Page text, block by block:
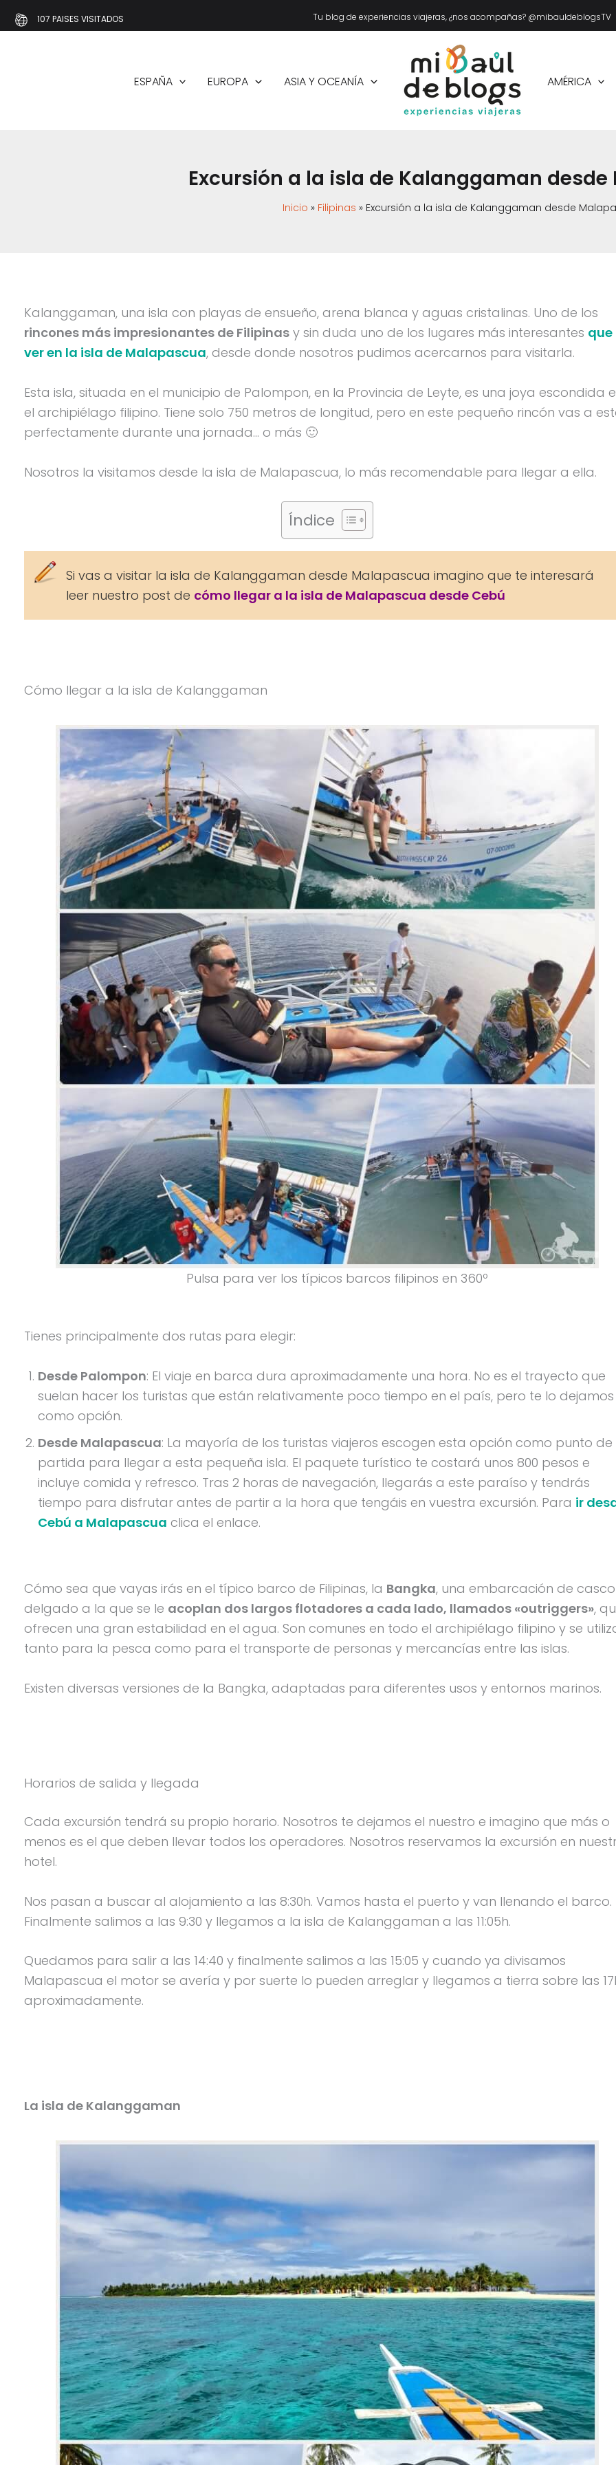
al
107 PAISES VISITADOS Tu blog de experiencias viajeras, ¿nos acompañas? @mibauldeblogsTV
ESPAÑA EUROPA ASIA Y OCEANÍA AMÉRICA
Excursión a la isla de Kalanggaman
Inicio Filipinas Excursión a la isla de Kalanggaman desde
Kalanggaman, una isla con playas de ensueño, arena blanca y aguas cristalinas. Uno de los
rincones más impresionantes de Filipinas y sin duda uno de los lugares más interesantes que
ver en la isla de Malapascua, desde donde nosotros pudimos acercarnos para visitarla.
Esta isla, situada en el municipio de Palompon, en la Provincia de Leyte, es una joya escondida
el archipiélago filipino. Tiene solo 750 metros de longitud, pero en este pequeño rincón vas a
perfectamente durante una jornada… o más 🙂
Nosotros la visitamos desde la isla de Malapascua, lo más recomendable para llegar a ella.
Índice
Si vas a visitar la isla de Kalanggaman desde Malapascua imagino que te interesará
leer nuestro post de cómo llegar a la isla de Malapascua desde Cebú
Cómo llegar a la isla de Kalanggaman
Pulsa para ver los típicos barcos filipinos en 360º
Tienes principalmente dos rutas para elegir:
Desde Palompon: El viaje en barca dura aproximadamente una hora. No es el trayecto que
suelan hacer los turistas que están relativamente poco tiempo en el país, pero te lo dejamos
como opción.
Desde Malapascua: La mayoría de los turistas viajeros escogen esta opción como punto de
partida para llegar a esta pequeña isla. El paquete turístico te costará unos 800 pesos e
incluye comida y refresco. Tras 2 horas de navegación, llegarás a este paraíso y tendrás
tiempo para disfrutar antes de partir a la hora que tengáis en vuestra excursión. Para ir
Cebú a Malapascua clica el enlace.
Cómo sea que vayas irás en el típico barco de Filipinas, la Bangka, una embarcación de casco
delgado a la que se le acoplan dos largos flotadores a cada lado, llamados «outriggers»,
ofrecen una gran estabilidad en el agua. Son comunes en todo el archipiélago filipino y se
tanto para la pesca como para el transporte de personas y mercancías entre las islas.
Existen diversas versiones de la Bangka, adaptadas para diferentes usos y entornos marinos.
Horarios de salida y llegada
Cada excursión tendrá su propio horario. Nosotros te dejamos el nuestro e imagino que más o
menos es el que deben llevar todos los operadores. Nosotros reservamos la excursión en
hotel.
Nos pasan a buscar al alojamiento a las 8:30h. Vamos hasta el puerto y van llenando el barco.
Finalmente salimos a las 9:30 y llegamos a la isla de Kalanggaman a las 11:05h.
Quedamos para salir a las 14:40 y finalmente salimos a las 15:05 y cuando ya divisamos
Malapascua el motor se avería y por suerte lo pueden arreglar y llegamos a tierra sobre las
aproximadamente.
La isla de Kalanggaman